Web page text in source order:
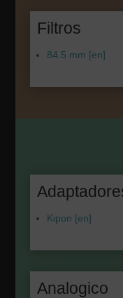
Filtros
84.5 mm [en]
Kipon [en]
Analogico